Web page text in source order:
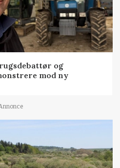
og
mod ny